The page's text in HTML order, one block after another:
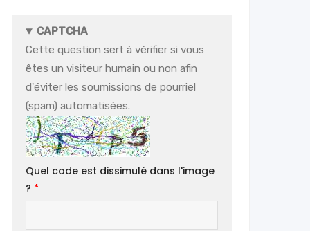
CAPTCHA
Cette question sert à vérifier si vous
êtes un visiteur humain ou non afin
d'éviter les soumissions de pourriel
(spam) automatisées.
Quel code est dissimulé dans l'image
?